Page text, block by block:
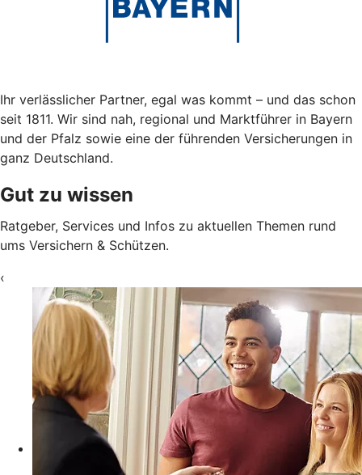
Ihr verlässlicher Partner, egal was kommt – und das schon
seit 1811. Wir sind nah, regional und Marktführer in Bayern
und der Pfalz sowie eine der führenden Versicherungen in
ganz Deutschland.
Gut zu wissen
Ratgeber, Services und Infos zu aktuellen Themen rund
ums Versichern & Schützen.
‹